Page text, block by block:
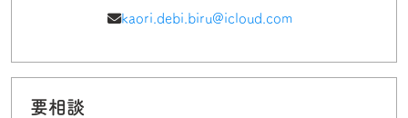
kaori.debi.biru@icloud.com
要相談